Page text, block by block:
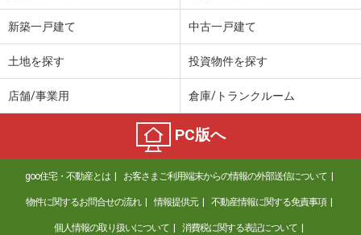
4.10万円
岐阜県加茂郡川辺町石神
4.60万円
住 所
岐阜県加茂郡川辺町石神
専有面積 56.19m²
間取り
2LDK
岐阜県美濃加茂市西町６
新築一戸建て 中古一戸建て
土地を探す 投資物件を探す
店舗/事業用 倉庫/トランクルーム
PC版へ
goo住宅・不動産とは お客さまご利用端末からの情報の外部送信について
物件に関するお問合せの流れ 情報提供元 不動産情報に関する免責事項
個人情報の取り扱いについて 消費税に関する表記について